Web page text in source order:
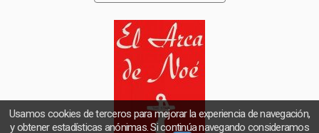
Usamos cookies de terceros para mejorar la experiencia de navegación,
y obtener estadísticas anónimas. Si continúa navegando consideramos